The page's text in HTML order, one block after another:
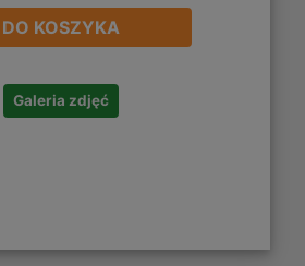
DO KOSZYKA
Galeria zdjęć